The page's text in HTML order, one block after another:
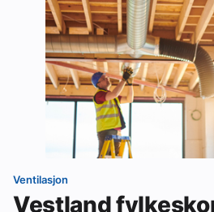
Ventilasjon
Vestland